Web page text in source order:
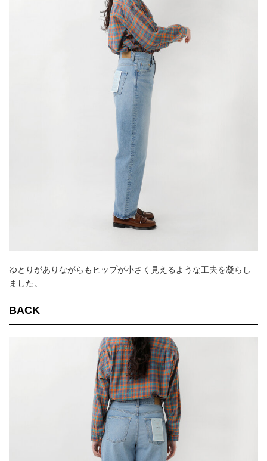
ゆとりがありながらもヒップが小さく見えるような工夫を凝らし
ました。
BACK